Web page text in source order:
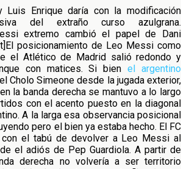
Luis Enrique daría con la modificación
del extraño curso azulgrana.
extremo cambió el papel de Dani
posicionamiento de Leo Messi como
el Atlético de Madrid salió redondo y
con matices. Si bienel argentino
Cholo Simeone desde la jugada exterior,
la banda derecha se mantuvo a lo largo
con el acento puesto en la diagonal
A la larga esa observancia posicional
pero el bien ya estaba hecho. El FC
con el tabú de devolver a Leo Messi al
el adiós de Pep Guardiola. A partir de
derecha no volvería a ser territorio